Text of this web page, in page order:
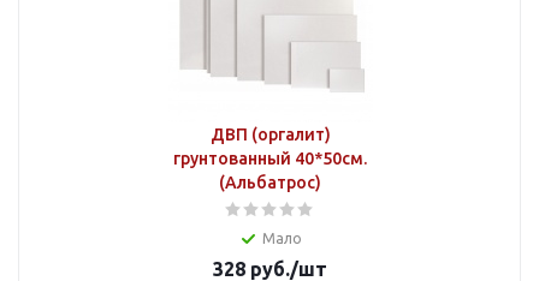
ДВП (оргалит)
грунтованный 40*50см.
(Альбатрос)
Мало
328 руб./шт